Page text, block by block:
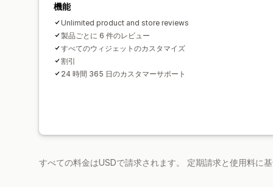
機能
Unlimited product and store reviews
製品ごとに 6 件のレビュー
すべてのウィジェットのカスタマイズ
割引
24 時間 365 日のカスタマーサポート
すべての料金はUSDで請求されます。 定期請求と使用料に